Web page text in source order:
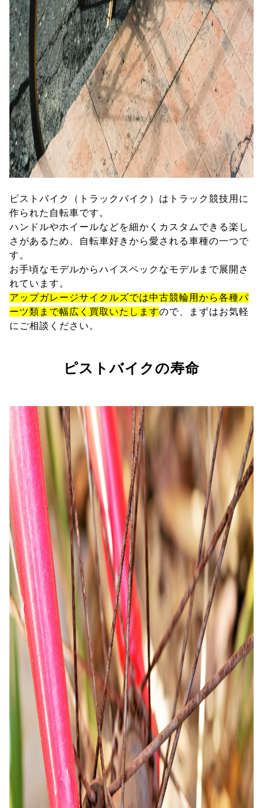
ピストバイク（トラックバイク）はトラック競技用に
作られた自転車です。
ハンドルやホイールなどを細かくカスタムできる楽し
さがあるため、自転車好きから愛される車種の一つで
す。
お手頃なモデルからハイスペックなモデルまで展開さ
れています。
アップガレージサイクルズでは中古競輪用から各種パ
ーツ類まで幅広く買取いたしますので、まずはお気軽
にご相談ください。
ピストバイクの寿命